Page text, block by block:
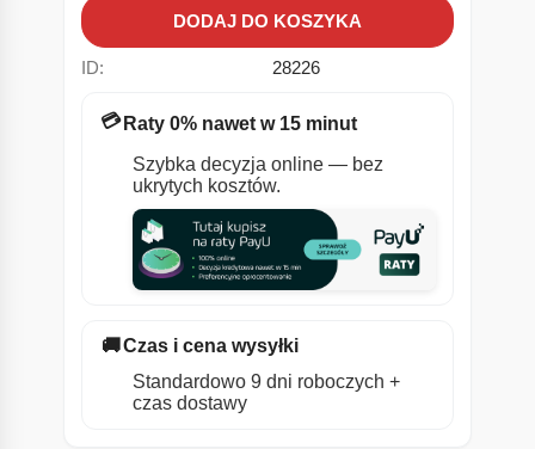
DODAJ DO KOSZYKA
ID: 28226
💳 Raty 0% nawet w 15 minut
Szybka decyzja online — bez
ukrytych kosztów.
🚚Czas i cena wysyłki
Standardowo 9 dni roboczych +
czas dostawy